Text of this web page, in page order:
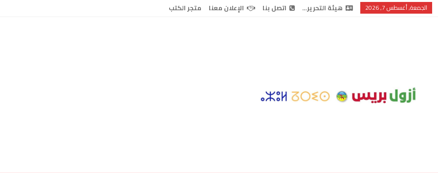
الجمعة, أغسطس 7, 2026 هيئة التحرير… اتصل بنا الإعلان معنا متجر الكتب